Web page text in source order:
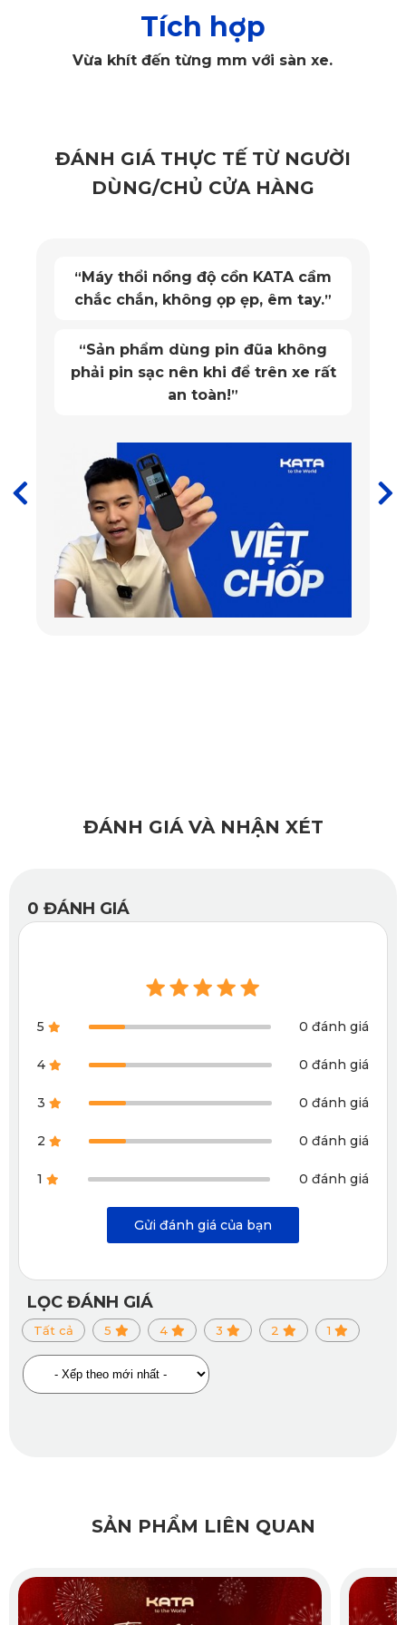
lực hay tác động nhiệt...
Ngoài ra, đây cũng là một vật liệu đã nhận được chứng
nhận SGS từ Châu Âu an toàn tuyệt đối cho sức khỏe của
Thảm xe ô tô Rolls-Royce Cullinan của KATA được làm từ
được chăm chút và đảm bảo mang đến cho người sử dụng
Xem thêm >>>Thảm lót sàn ô tô Rolls Royce Wraith
Thảm xe ô tô Rolls-Royce Cullinan của KATA được sản xuất
Bề mặt thảm được thiết kế thô thông minh hỗ trợ chống bám
độ ma sát giữa chân người sử dụng và bề mặt sàn xe,
Xem thêm >>> Thảm lót sàn ô tô Rolls Royce Ghost
Tích hợp
Vừa khít đến từng mm với sàn xe.
ĐÁNH GIÁ THỰC TẾ TỪ NGƯỜI
DÙNG/CHỦ CỬA HÀNG
“Máy thổi nồng độ cồn KATA cầm
chắc chắn, không ọp ẹp, êm tay.”
“Sản phẩm dùng pin đũa không
phải pin sạc nên khi để trên xe rất
an toàn!”
ĐÁNH GIÁ VÀ NHẬN XÉT
0 ĐÁNH GIÁ
5 0 đánh giá
4 0 đánh giá
3 0 đánh giá
2 0 đánh giá
1 0 đánh giá
Gửi đánh giá của bạn
LỌC ĐÁNH GIÁ
Tất cả 5 4 3 2 1
SẢN PHẨM LIÊN QUAN